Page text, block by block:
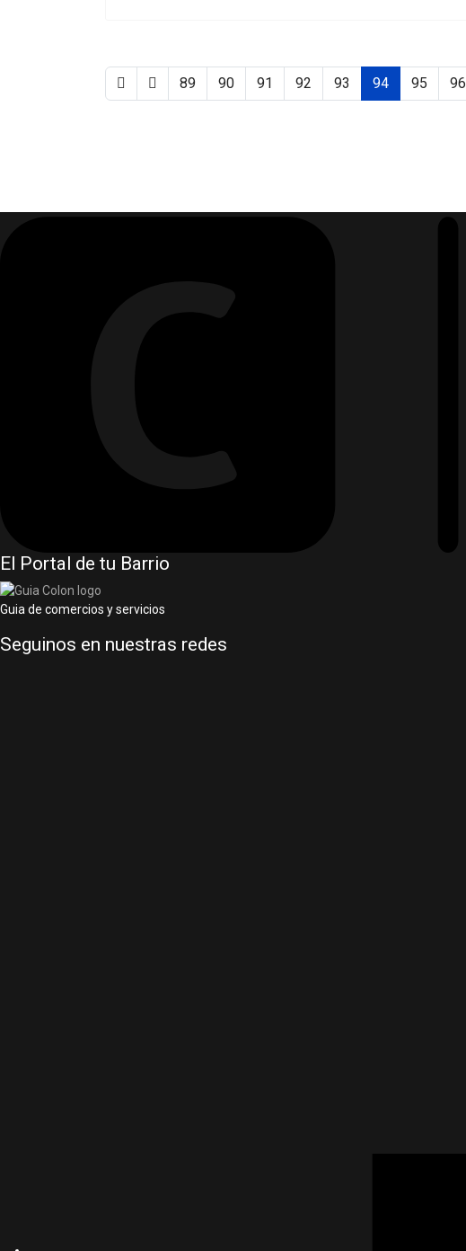
89 90 91 92 93 94 95 96
El Portal de tu Barrio
Guia de comercios y servicios
Seguinos en nuestras redes